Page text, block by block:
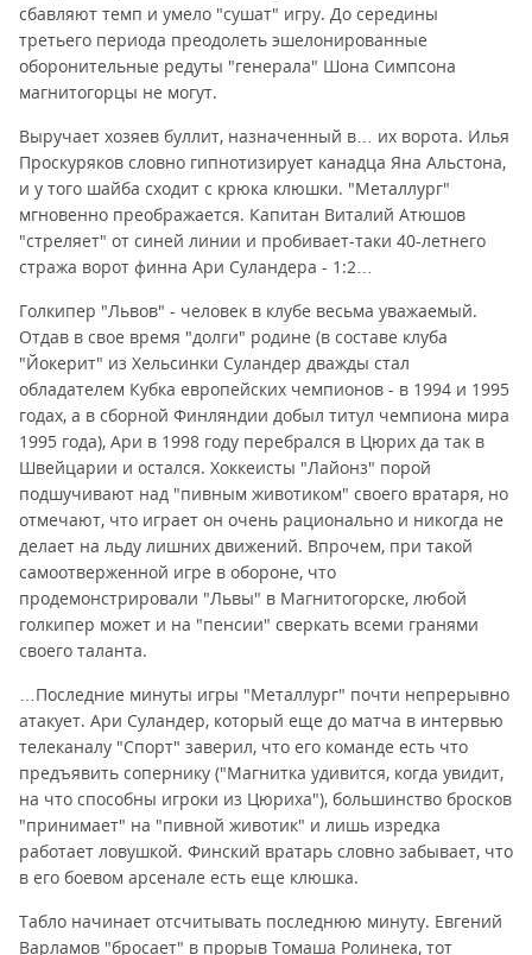
сбавляют темп и умело "сушат" игру. До середины
третьего периода преодолеть эшелонированные
оборонительные редуты "генерала" Шона Симпсона
магнитогорцы не могут.
Выручает хозяев буллит, назначенный в… их ворота. Илья
Проскуряков словно гипнотизирует канадца Яна Альстона,
и у того шайба сходит с крюка клюшки. "Металлург"
мгновенно преображается. Капитан Виталий Атюшов
"стреляет" от синей линии и пробивает-таки 40-летнего
стража ворот финна Ари Суландера - 1:2…
Голкипер "Львов" - человек в клубе весьма уважаемый.
Отдав в свое время "долги" родине (в составе клуба
"Йокерит" из Хельсинки Суландер дважды стал
обладателем Кубка европейских чемпионов - в 1994 и 1995
годах, а в сборной Финляндии добыл титул чемпиона мира
1995 года), Ари в 1998 году перебрался в Цюрих да так в
Швейцарии и остался. Хоккеисты "Лайонз" порой
подшучивают над "пивным животиком" своего вратаря, но
отмечают, что играет он очень рационально и никогда не
делает на льду лишних движений. Впрочем, при такой
самоотверженной игре в обороне, что
продемонстрировали "Львы" в Магнитогорске, любой
голкипер может и на "пенсии" сверкать всеми гранями
своего таланта.
…Последние минуты игры "Металлург" почти непрерывно
атакует. Ари Суландер, который еще до матча в интервью
телеканалу "Спорт" заверил, что его команде есть что
предъявить сопернику ("Магнитка удивится, когда увидит,
на что способны игроки из Цюриха"), большинство бросков
"принимает" на "пивной животик" и лишь изредка
работает ловушкой. Финский вратарь словно забывает, что
в его боевом арсенале есть еще клюшка.
Табло начинает отсчитывать последнюю минуту. Евгений
Варламов "бросает" в прорыв Томаша Ролинека, тот